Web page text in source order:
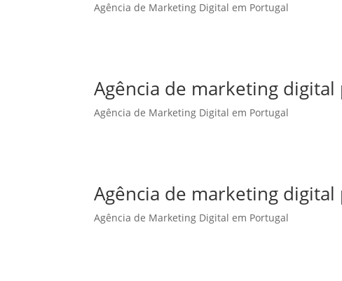
Agência de Marketing Digital em Portugal
Agência de marketing
Agência de Marketing Digital em Portugal
Agência de marketing
Agência de Marketing Digital em Portugal